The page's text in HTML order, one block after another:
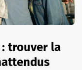
trouver la